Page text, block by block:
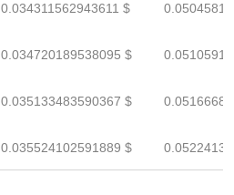
0.034311562943611 $
0.034720189538095 $
0.035133483590367 $
0.035524102591889 $